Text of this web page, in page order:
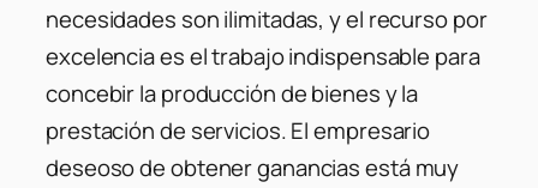
necesidades son ilimitadas, y el recurso por
excelencia es el trabajo indispensable para
concebir la producción de bienes y la
prestación de servicios. El empresario
deseoso de obtener ganancias está muy